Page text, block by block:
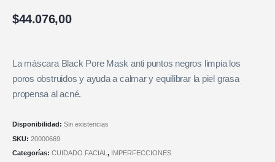
$44.076,00
La máscara Black Pore Mask anti puntos negros limpia los
poros obstruidos y ayuda a calmar y equilibrar la piel grasa
propensa al acné.
Disponibilidad: Sin existencias
SKU: 20000669
Categorías: CUIDADO FACIAL , IMPERFECCIONES